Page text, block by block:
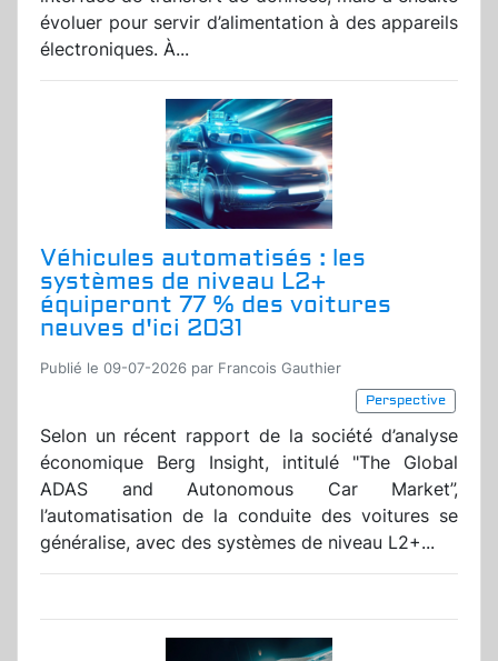
évoluer pour servir d’alimentation à des appareils
électroniques. À...
Véhicules automatisés : les
systèmes de niveau L2+
équiperont 77 % des voitures
neuves d'ici 2031
Publié le 09-07-2026 par Francois Gauthier
Perspective
Selon un récent rapport de la société d’analyse
économique Berg Insight, intitulé "The Global
ADAS and Autonomous Car Market”,
l’automatisation de la conduite des voitures se
généralise, avec des systèmes de niveau L2+...